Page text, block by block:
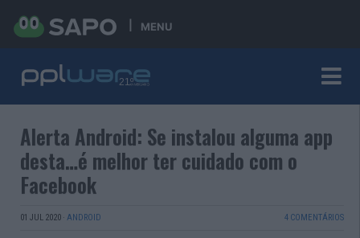
MENU
Alerta Android: Se instalou alguma app
desta…é melhor ter cuidado com o
Facebook
01 JUL 2020 · ANDROID 4 COMENTÁRIOS